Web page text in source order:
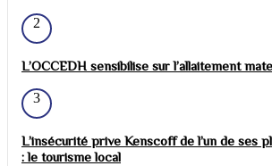
2
L’OCCEDH sensibilise sur l’allaitement
3
L’insécurité prive Kenscoff de l’un de ses
: le tourisme local